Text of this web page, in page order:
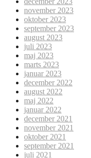
november 2023
oktober 2023
september 2023
august 2023
juli 2023
maj 2023
marts 2023
januar 2023
december 2022
august 2022
maj 2022
januar 2022
december 2021
november 2021
oktober 2021
september 2021
juli 2021